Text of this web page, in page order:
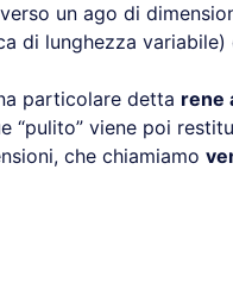
un ago di
di lunghezza variabile)
particolare detta rene
“pulito” viene poi
che chiamiamo